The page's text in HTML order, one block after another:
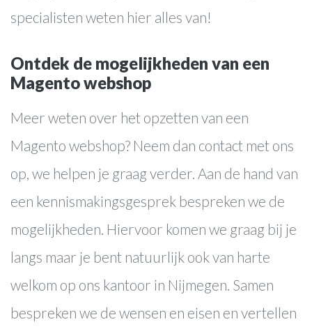
specialisten weten hier alles van!
Ontdek de mogelijkheden van een
Magento webshop
Meer weten over het opzetten van een
Magento webshop? Neem dan contact met ons
op, we helpen je graag verder. Aan de hand van
een kennismakingsgesprek bespreken we de
mogelijkheden. Hiervoor komen we graag bij je
langs maar je bent natuurlijk ook van harte
welkom op ons kantoor in Nijmegen. Samen
bespreken we de wensen en eisen en vertellen